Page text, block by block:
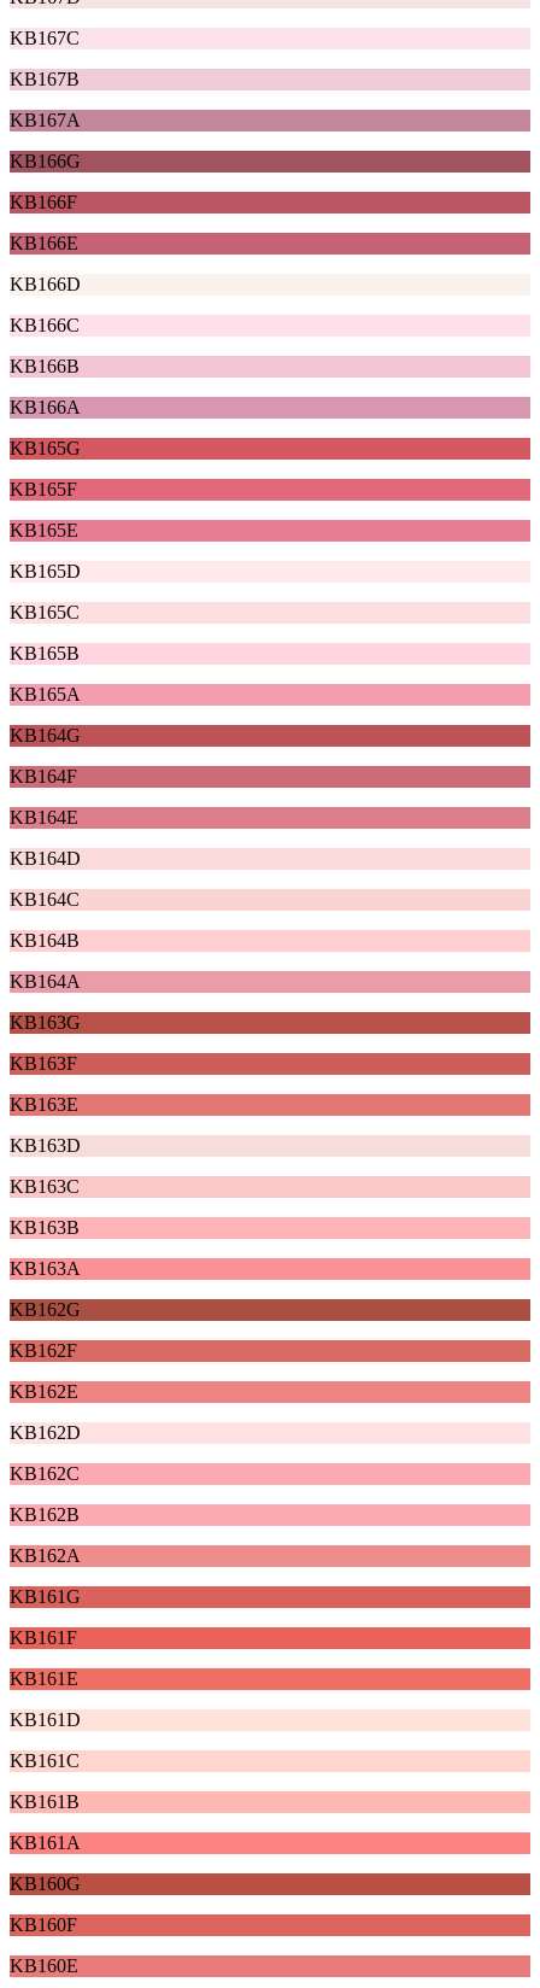
KB167C
KB167B
KB167A
KB166G
KB166F
KB166E
KB166D
KB166C
KB166B
KB166A
KB165G
KB165F
KB165E
KB165D
KB165C
KB165B
KB165A
KB164G
KB164F
KB164E
KB164D
KB164C
KB164B
KB164A
KB163G
KB163F
KB163E
KB163D
KB163C
KB163B
KB163A
KB162G
KB162F
KB162E
KB162D
KB162C
KB162B
KB162A
KB161G
KB161F
KB161E
KB161D
KB161C
KB161B
KB161A
KB160G
KB160F
KB160E